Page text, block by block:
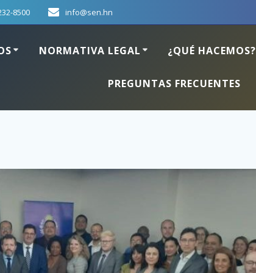
8500 info@sen.hn
NORMATIVA LEGAL ¿QUÉ HACEMOS?
PREGUNTAS FRECUENTES